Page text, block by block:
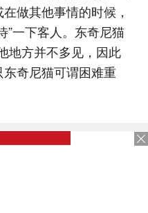
做其他事情的时候，
”一下客人。东奇尼猫
地方并不多见，因此
奇尼猫可谓困难重